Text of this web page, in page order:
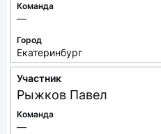
Команда
—
Город
Екатеринбург
Участник
Рыжков Павел
Команда
—